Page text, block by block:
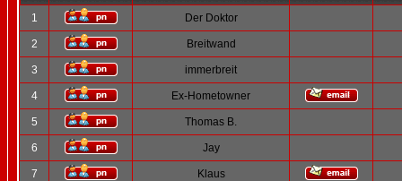
1 Der Doktor
2 Breitwand
3 immerbreit
4 Ex-Hometowner
5 Thomas B.
6 Jay
7 Klaus